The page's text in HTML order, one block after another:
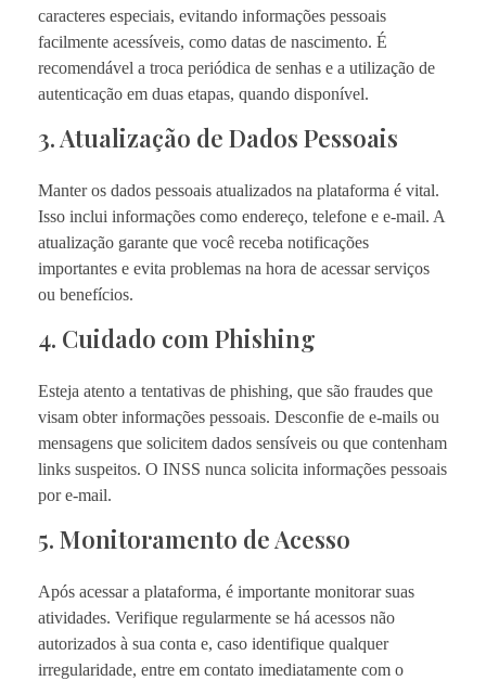
caracteres especiais, evitando informações pessoais
facilmente acessíveis, como datas de nascimento. É
recomendável a troca periódica de senhas e a utilização de
autenticação em duas etapas, quando disponível.
3. Atualização de Dados Pessoais
Manter os dados pessoais atualizados na plataforma é vital.
Isso inclui informações como endereço, telefone e e-mail. A
atualização garante que você receba notificações
importantes e evita problemas na hora de acessar serviços
ou benefícios.
4. Cuidado com Phishing
Esteja atento a tentativas de phishing, que são fraudes que
visam obter informações pessoais. Desconfie de e-mails ou
mensagens que solicitem dados sensíveis ou que contenham
links suspeitos. O INSS nunca solicita informações pessoais
por e-mail.
5. Monitoramento de Acesso
Após acessar a plataforma, é importante monitorar suas
atividades. Verifique regularmente se há acessos não
autorizados à sua conta e, caso identifique qualquer
irregularidade, entre em contato imediatamente com o